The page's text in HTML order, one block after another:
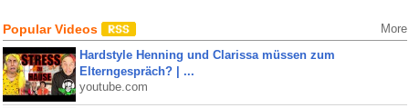
Popular Videos More
Hardstyle Henning und Clarissa müssen zum
Elterngespräch? | ...
youtube.com